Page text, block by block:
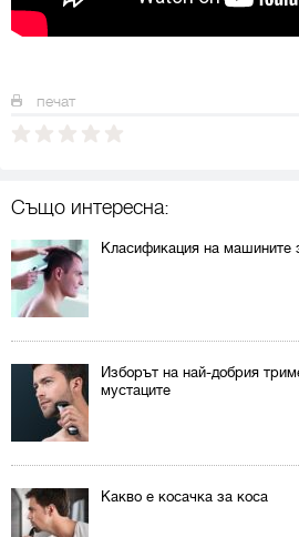
печат
Също интересна:
Класификация на машините
Изборът на най-добрия
мустаците
Какво е косачка за коса